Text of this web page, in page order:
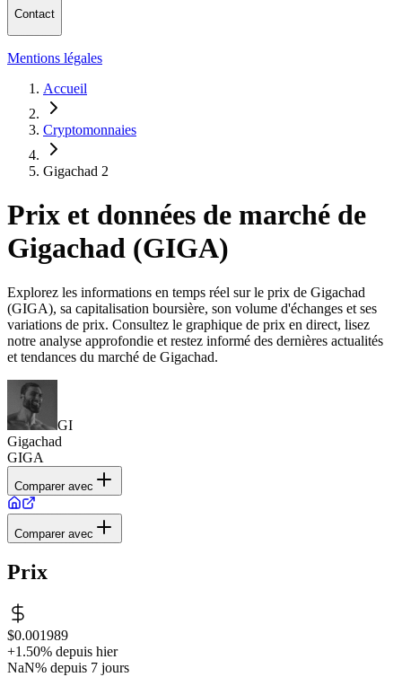
Contact
Mentions légales
Accueil
Cryptomonnaies
Gigachad 2
Prix et données de marché de
Gigachad (GIGA)
Explorez les informations en temps réel sur le prix de Gigachad
(GIGA), sa capitalisation boursière, son volume d'échanges et ses
variations de prix. Consultez le graphique de prix en direct, lisez
notre analyse approfondie et restez informé des dernières actualités
et tendances du marché de Gigachad.
GI
Gigachad
GIGA
Comparer avec
Comparer avec
Prix
$0.001989
+1.50% depuis hier
NaN% depuis 7 jours